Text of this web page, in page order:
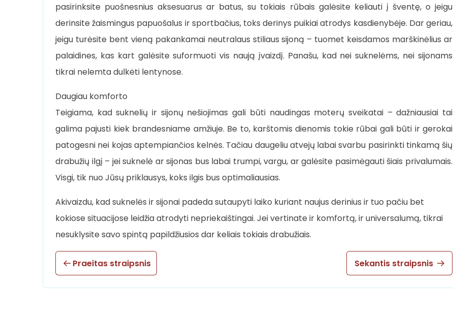
pasirinksite puošnesnius aksesuarus ar batus, su tokiais rūbais galėsite keliauti į šventę, o jeigu
derinsite žaismingus papuošalus ir sportbačius, toks derinys puikiai atrodys kasdienybėje. Dar geriau,
jeigu turėsite bent vieną pakankamai neutralaus stiliaus sijoną – tuomet keisdamos marškinėlius ar
palaidines, kas kart galėsite suformuoti vis naują įvaizdį. Panašu, kad nei suknelėms, nei sijonams
tikrai nelemta dulkėti lentynose.
Daugiau komforto
Teigiama, kad suknelių ir sijonų nešiojimas gali būti naudingas moterų sveikatai – dažniausiai tai
galima pajusti kiek brandesniame amžiuje. Be to, karštomis dienomis tokie rūbai gali būti ir gerokai
patogesni nei kojas aptempiančios kelnės. Tačiau daugeliu atvejų labai svarbu pasirinkti tinkamą šių
drabužių ilgį – jei suknelė ar sijonas bus labai trumpi, vargu, ar galėsite pasimėgauti šiais privalumais.
Visgi, tik nuo Jūsų priklausys, koks ilgis bus optimaliausias.
Akivaizdu, kad suknelės ir sijonai padeda sutaupyti laiko kuriant naujus derinius ir tuo pačiu bet
kokiose situacijose leidžia atrodyti nepriekaištingai. Jei vertinate ir komfortą, ir universalumą, tikrai
nesuklysite savo spintą papildžiusios dar keliais tokiais drabužiais.
Praeitas straipsnis Sekantis straipsnis